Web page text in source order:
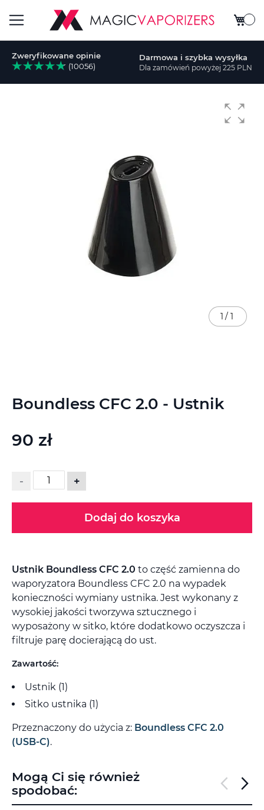
Przełącznik
Nav
Mój
Zweryfikowane opinie
(10056)
Darmowa i szybka wysyłka
Dla zamówień powyżej 225 PLN
Boundless CFC 2.0 - Ustnik
90 zł
- +
Dodaj do koszyka
Ustnik Boundless CFC 2.0 to część zamienna do
waporyzatora Boundless CFC 2.0 na wypadek
konieczności wymiany ustnika. Jest wykonany z
wysokiej jakości tworzywa sztucznego i
wyposażony w sitko, które dodatkowo oczyszcza i
filtruje parę docierającą do ust.
Zawartość:
Ustnik (1)
Sitko ustnika (1)
Przeznaczony do użycia z: Boundless CFC 2.0
(USB-C).
1 / 1
na
Mogą Ci się również
spodobać: